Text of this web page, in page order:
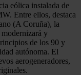
eólica instalada de
Entre ellos, destaca
(A Coruña), la
y
de los 90 y
autónoma. El
aerogeneradores,